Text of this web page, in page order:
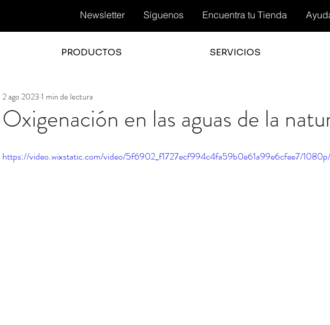
Newsletter Síguenos Encuentra tu Tienda
PRODUCTOS SERVICIOS
Oxigenación en las aguas de la
2 ago 2023 1 min de lectura
https://video.wixstatic.com/video/5f6902_f1727ecf994c4fa59b0e61a99e6cfee7/